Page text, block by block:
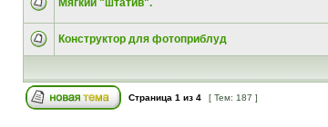
Мягкий "штатив".
Конструктор для фотоприблуд
Страница 1 из 4 [ Тем: 187 ]